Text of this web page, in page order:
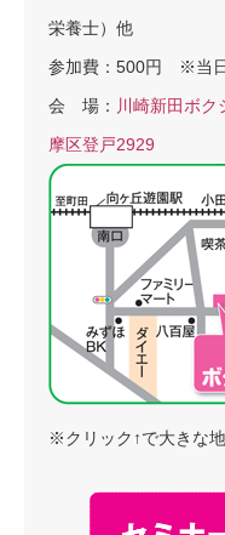
栄養士）他
参加費：500円 ※当
会 場： 川崎新田ボ
摩区登戸2929
※クリック↑で大きな